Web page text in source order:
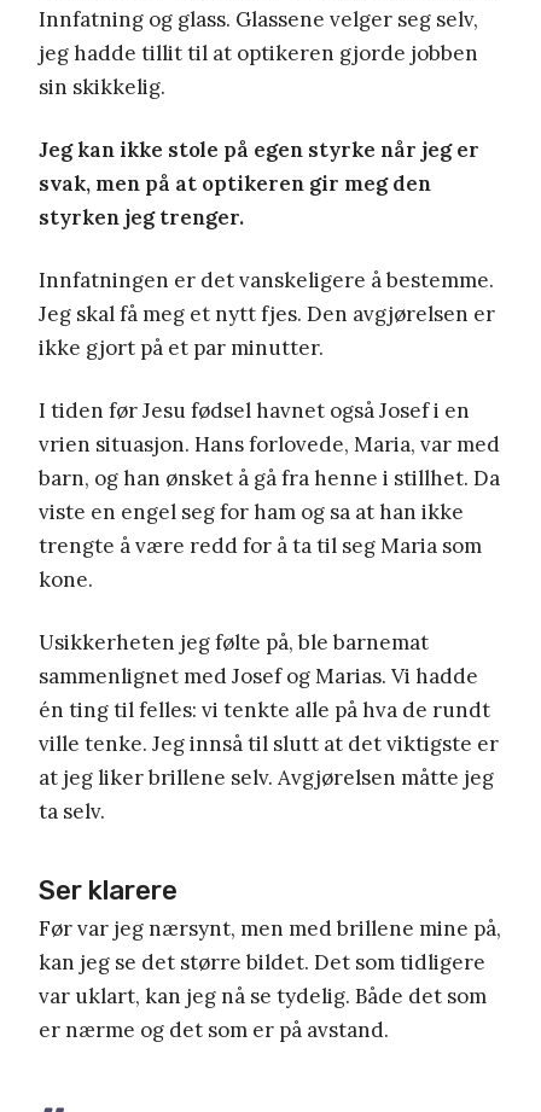
Innfatning og glass. Glassene velger seg selv,
jeg hadde tillit til at optikeren gjorde jobben
sin skikkelig.
Jeg kan ikke stole på egen styrke når jeg er
svak, men på at optikeren gir meg den
styrken jeg trenger.
Innfatningen er det vanskeligere å bestemme.
Jeg skal få meg et nytt fjes. Den avgjørelsen er
ikke gjort på et par minutter.
I tiden før Jesu fødsel havnet også Josef i en
vrien situasjon. Hans forlovede, Maria, var med
barn, og han ønsket å gå fra henne i stillhet. Da
viste en engel seg for ham og sa at han ikke
trengte å være redd for å ta til seg Maria som
kone.
Usikkerheten jeg følte på, ble barnemat
sammenlignet med Josef og Marias. Vi hadde
én ting til felles: vi tenkte alle på hva de rundt
ville tenke. Jeg innså til slutt at det viktigste er
at jeg liker brillene selv. Avgjørelsen måtte jeg
ta selv.
Ser klarere
Før var jeg nærsynt, men med brillene mine på,
kan jeg se det større bildet. Det som tidligere
var uklart, kan jeg nå se tydelig. Både det som
er nærme og det som er på avstand.